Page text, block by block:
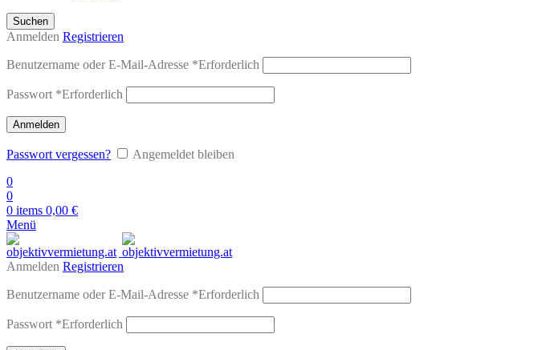
Suchen
Anmelden Registrieren
Benutzername oder E-Mail-Adresse *Erforderlich
Passwort *Erforderlich
Anmelden
Passwort vergessen?
Angemeldet bleiben
0
0
0 items 0,00 €
Menü
Anmelden Registrieren
Benutzername oder E-Mail-Adresse *Erforderlich
Passwort *Erforderlich